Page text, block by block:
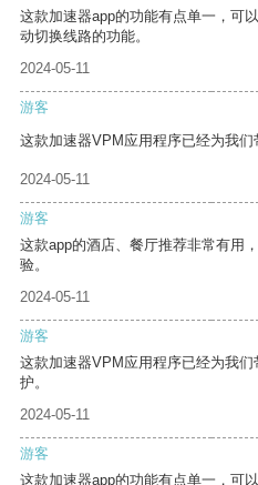
这款加速器app的功能有点单一，可
动切换线路的功能。
2024-05-11
游客
这款加速器VPM应用程序已经为我们
2024-05-11
游客
这款app的酒店、餐厅推荐非常有用
验。
2024-05-11
游客
这款加速器VPM应用程序已经为我
护。
2024-05-11
游客
这款加速器app的功能有点单一，可